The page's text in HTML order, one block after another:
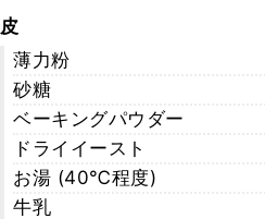
皮
薄力粉
砂糖
ベーキングパウダー
ドライイースト
お湯 (40℃程度)
牛乳